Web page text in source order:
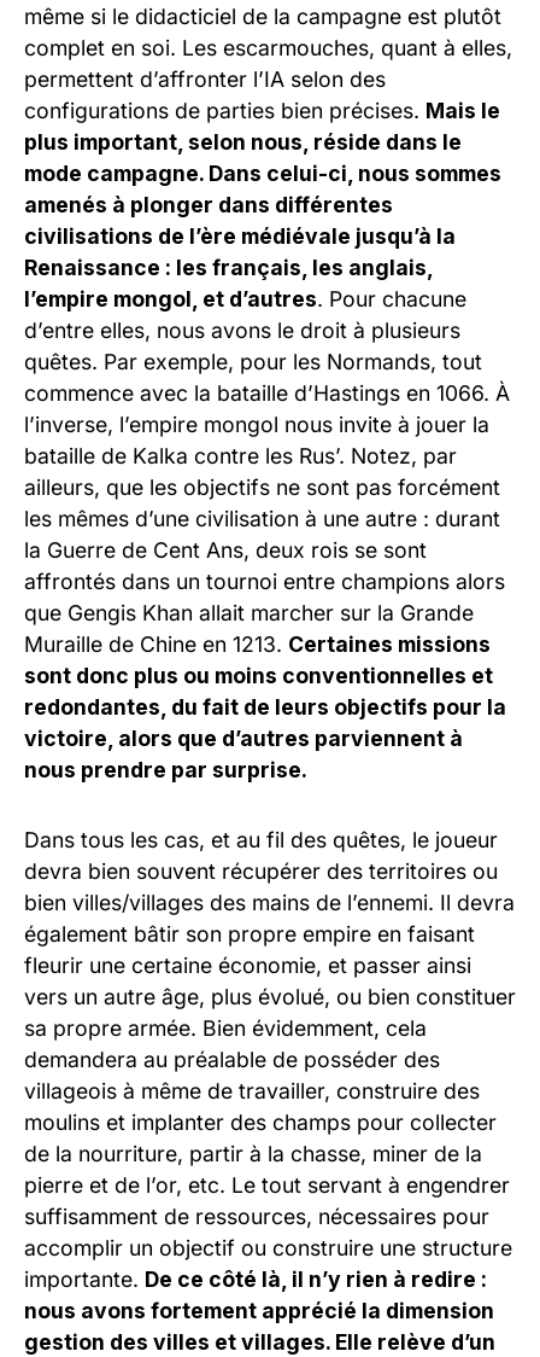
même si le didacticiel de la campagne est plutôt
complet en soi. Les escarmouches, quant à elles,
permettent d’affronter l’IA selon des
configurations de parties bien précises. Mais le
plus important, selon nous, réside dans le
mode campagne. Dans celui-ci, nous sommes
amenés à plonger dans différentes
civilisations de l’ère médiévale jusqu’à la
Renaissance : les français, les anglais,
l’empire mongol, et d’autres. Pour chacune
d’entre elles, nous avons le droit à plusieurs
quêtes. Par exemple, pour les Normands, tout
commence avec la bataille d’Hastings en 1066. À
l’inverse, l’empire mongol nous invite à jouer la
bataille de Kalka contre les Rus’. Notez, par
ailleurs, que les objectifs ne sont pas forcément
les mêmes d’une civilisation à une autre : durant
la Guerre de Cent Ans, deux rois se sont
affrontés dans un tournoi entre champions alors
que Gengis Khan allait marcher sur la Grande
Muraille de Chine en 1213. Certaines missions
sont donc plus ou moins conventionnelles et
redondantes, du fait de leurs objectifs pour la
victoire, alors que d’autres parviennent à
nous prendre par surprise.
Dans tous les cas, et au fil des quêtes, le joueur
devra bien souvent récupérer des territoires ou
bien villes/villages des mains de l’ennemi. Il devra
également bâtir son propre empire en faisant
fleurir une certaine économie, et passer ainsi
vers un autre âge, plus évolué, ou bien constituer
sa propre armée. Bien évidemment, cela
demandera au préalable de posséder des
villageois à même de travailler, construire des
moulins et implanter des champs pour collecter
de la nourriture, partir à la chasse, miner de la
pierre et de l’or, etc. Le tout servant à engendrer
suffisamment de ressources, nécessaires pour
accomplir un objectif ou construire une structure
importante. De ce côté là, il n’y rien à redire :
nous avons fortement apprécié la dimension
gestion des villes et villages. Elle relève d’un